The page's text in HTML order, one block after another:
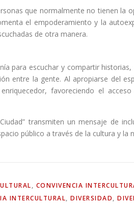
que normalmente no tienen la
el empoderamiento y la
de otra manera.
para escuchar y compartir
entre la gente. Al apropiarse del
favoreciendo el
transmiten un mensaje de
público a través de la cultura y la
, CONVIVENCIA
INTERCULTURAL, DIVERSIDAD,